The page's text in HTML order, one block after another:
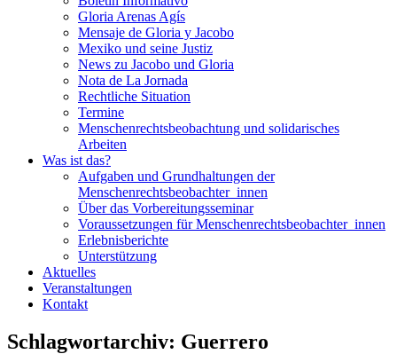
Gloria Arenas Agís
Mensaje de Gloria y Jacobo
Mexiko und seine Justiz
News zu Jacobo und Gloria
Nota de La Jornada
Rechtliche Situation
Termine
Menschenrechtsbeobachtung und solidarisches
Arbeiten
Was ist das?
Aufgaben und Grundhaltungen der
Menschenrechtsbeobachter_innen
Über das Vorbereitungsseminar
Voraussetzungen für Menschenrechtsbeobachter_innen
Erlebnisberichte
Unterstützung
Aktuelles
Veranstaltungen
Kontakt
Schlagwortarchiv: Guerrero